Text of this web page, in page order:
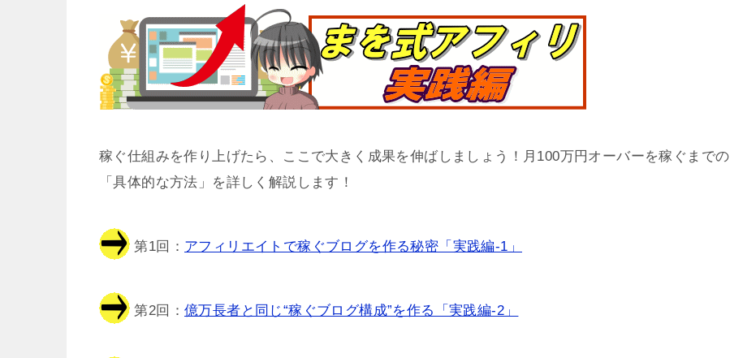
稼ぐ仕組みを作り上げたら、ここで大きく成果を伸ばしましょう！月100万円オーバーを稼ぐまでの
「具体的な方法」を詳しく解説します！
第1回： アフィリエイトで稼ぐブログを作る秘密「実践編-1」
第2回： 億万長者と同じ“稼ぐブログ構成”を作る「実践編-2」